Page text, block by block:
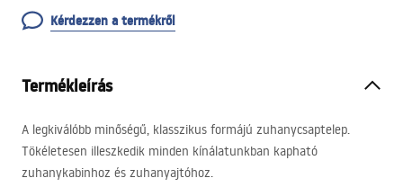
Kérdezzen a termékről
Termékleírás
A legkiválóbb minőségű, klasszikus formájú zuhanycsaptelep.
Tökéletesen illeszkedik minden kínálatunkban kapható
zuhanykabinhoz és zuhanyajtóhoz.